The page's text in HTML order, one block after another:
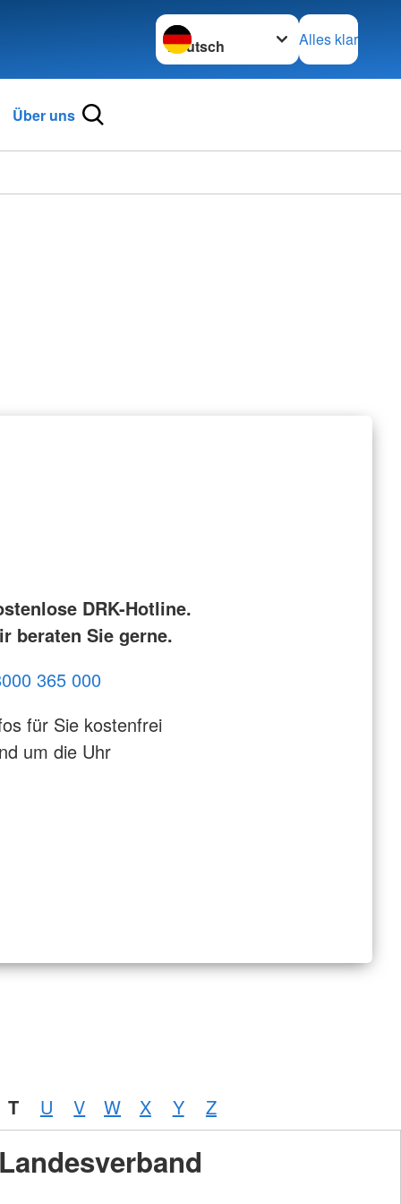
Sprache wechseln zu
Alles klar
Über uns
DRK-Hotline.
beraten Sie gerne.
365 000
für Sie kostenfrei
um die Uhr
T U V W X Y Z
Landesverband